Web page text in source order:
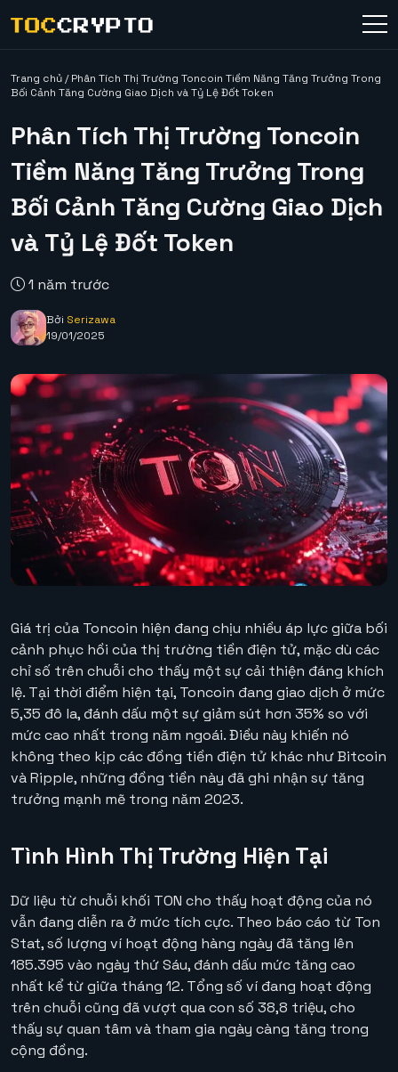
Trang chủ/Phân Tích Thị Trường Toncoin Tiềm Năng Tăng Trưởng Trong
Bối Cảnh Tăng Cường Giao Dịch và Tỷ Lệ Đốt Token
Phân Tích Thị Trường Toncoin
Tiềm Năng Tăng Trưởng Trong
Bối Cảnh Tăng Cường Giao Dịch
và Tỷ Lệ Đốt Token
1 năm trước
Bởi Serizawa
19/01/2025
Giá trị của Toncoin hiện đang chịu nhiều áp lực giữa bối
cảnh phục hồi của thị trường tiền điện tử, mặc dù các
chỉ số trên chuỗi cho thấy một sự cải thiện đáng khích
lệ. Tại thời điểm hiện tại, Toncoin đang giao dịch ở mức
5,35 đô la, đánh dấu một sự giảm sút hơn 35% so với
mức cao nhất trong năm ngoái. Điều này khiến nó
không theo kịp các đồng tiền điện tử khác như Bitcoin
và Ripple, những đồng tiền này đã ghi nhận sự tăng
trưởng mạnh mẽ trong năm 2023.
Tình Hình Thị Trường Hiện Tại
Dữ liệu từ chuỗi khối TON cho thấy hoạt động của nó
vẫn đang diễn ra ở mức tích cực. Theo báo cáo từ Ton
Stat, số lượng ví hoạt động hàng ngày đã tăng lên
185.395 vào ngày thứ Sáu, đánh dấu mức tăng cao
nhất kể từ giữa tháng 12. Tổng số ví đang hoạt động
trên chuỗi cũng đã vượt qua con số 38,8 triệu, cho
thấy sự quan tâm và tham gia ngày càng tăng trong
cộng đồng.